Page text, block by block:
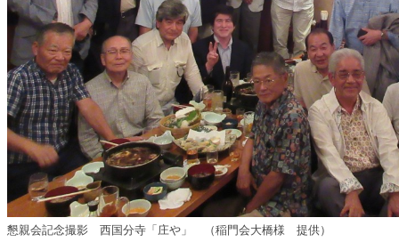
懇親会記念撮影 西国分寺「庄や」 （稲門会大橋様 提供）